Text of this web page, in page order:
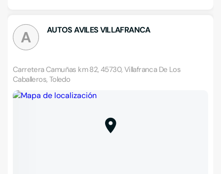
A AUTOS AVILES VILLAFRANCA
Carretera Camuñas km 82, 45730, Villafranca De Los
Caballeros, Toledo